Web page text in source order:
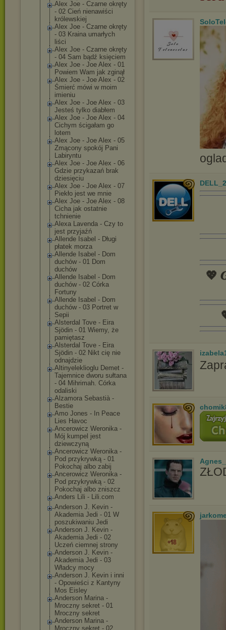
Alex Joe - Czarne okręty
- 02 Cień nienawiści
królewskiej
Alex Joe - Czarne okręty
- 03 Kraina umarłych
liści
Alex Joe - Czarne okręty
- 04 Sam bądź księciem
Alex Joe - Joe Alex - 01
Powiem Wam jak zginął
Alex Joe - Joe Alex - 02
Śmierć mówi w moim
imieniu
Alex Joe - Joe Alex - 03
Jesteś tylko diabłem
Alex Joe - Joe Alex - 04
Cichym ścigałam go
lotem
Alex Joe - Joe Alex - 05
Zmącony spokój Pani
Labiryntu
Alex Joe - Joe Alex - 06
Gdzie przykazań brak
dziesięciu
Alex Joe - Joe Alex - 07
Piekło jest we mnie
Alex Joe - Joe Alex - 08
Cicha jak ostatnie
tchnienie
Alexa Lavenda - Czy to
jest przyjaźń
Allende Isabel - Długi
płatek morza
Allende Isabel - Dom
duchów - 01 Dom
duchów
Allende Isabel - Dom
duchów - 02 Córka
Fortuny
Allende Isabel - Dom
duchów - 03 Portret w
Sepii
Alsterdal Tove - Eira
Sjödin - 01 Wiemy, że
pamiętasz
Alsterdal Tove - Eira
Sjödin - 02 Nikt cię nie
odnajdzie
Altinyelekliog lu Demet -
Tajemnice dworu sułtana
- 04 Mihrimah. Córka
odaliski
Alzamora Sebastià -
Bestie
Amo Jones - In Peace
Lies Havoc
Ancerowicz Weronika -
Mój kumpel jest
dziewczyną
Ancerowicz Weronika -
Pod przykrywką - 01
Pokochaj albo zabij
Ancerowicz Weronika -
Pod przykrywką - 02
Pokochaj albo zniszcz
Anders Lili - Lili.com
Anderson J. Kevin -
Akademia Jedi - 01 W
poszukiwaniu Jedi
Anderson J. Kevin -
Akademia Jedi - 02
Uczeń ciemnej strony
Anderson J. Kevin -
Akademia Jedi - 03
Władcy mocy
Anderson J. Kevin i inni
- Opowieści z Kantyny
Mos Eisley
Anderson Marina -
Mroczny sekret - 01
Mroczny sekret
Anderson Marina -
Mroczny sekret - 02
💖